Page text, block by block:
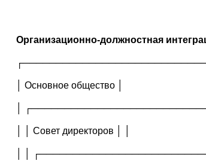
Организационно-должностная
│ Основное общество │
│
│ │ Совет директоров │ │
│ │